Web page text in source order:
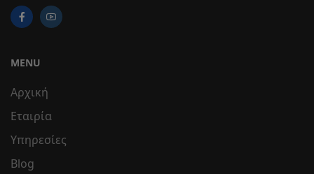
MENU
Αρχική
Εταιρία
Υπηρεσίες
Blog